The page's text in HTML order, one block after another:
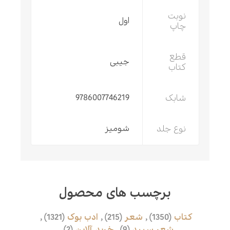
نوبت
چاپ
اول
قطع
کتاب
جیبی
شابک 9786007746219
نوع جلد شومیز
برچسب های محصول
کتاب (1350)
, شعر (215)
, ادب بوک (1321)
,